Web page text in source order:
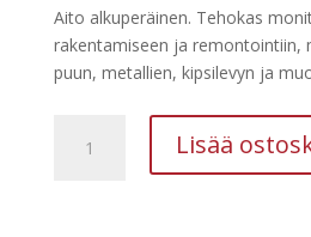
Aito alkuperäinen. Tehokas
rakentamiseen ja remontointiin,
puun, metallien, kipsilevyn ja
MONITOIMIKONELisää